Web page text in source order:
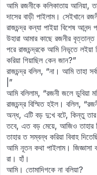
আমি রজনীকে কলিকাতায় আনিয়া,
দাসের বাড়ী পাইলাম। সেইখানে
রাজচন্দ্র কন্যা পাইয়া বিশেষ
উহারা আমার কাছে রজনীর বৃত্তান্ত
পরে রাজচন্দ্রকে আমি নিভৃতে লইয়া
করিয়া গিয়াছিল কেন জান?”
রাজচন্দ্র বলিল, “না। আমি তাহা
|”
আমি বলিলাম, “রজনী জলে ডুবিয়া
রাজচন্দ্র বিস্মিত হইল। বলিল,
অন্ধ, এটি বড় দু:খ বটে, কিন্তু তার
তবে, এত বড় মেয়ে, আজিও তাহার
তাহার ত সম্বন্ধ করিয়া বিবাহ
আমি নূতন কথা পাইলাম। জিজ্ঞাসা
রা। হাঁ।
আমি। তোমাদিগকে না বলিয়া?